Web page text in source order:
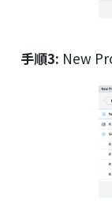
手順3: New